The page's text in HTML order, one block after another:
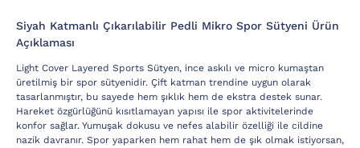
Siyah Katmanlı Çıkarılabilir Pedli Mikro Spor Sütyeni Ürün
Açıklaması
Light Cover Layered Sports Sütyen, ince askılı ve micro kumaştan
üretilmiş bir spor sütyenidir. Çift katman trendine uygun olarak
tasarlanmıştır, bu sayede hem şıklık hem de ekstra destek sunar.
Hareket özgürlüğünü kısıtlamayan yapısı ile spor aktivitelerinde
konfor sağlar. Yumuşak dokusu ve nefes alabilir özelliği ile cildine
nazik davranır. Spor yaparken hem rahat hem de şık olmak istiyorsan,